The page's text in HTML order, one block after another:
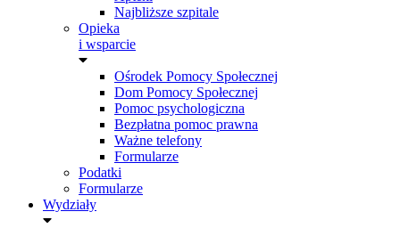
Najbliższe szpitale
Opieka
i wsparcie
Ośrodek Pomocy Społecznej
Dom Pomocy Społecznej
Pomoc psychologiczna
Bezpłatna pomoc prawna
Ważne telefony
Formularze
Podatki
Formularze
Wydziały